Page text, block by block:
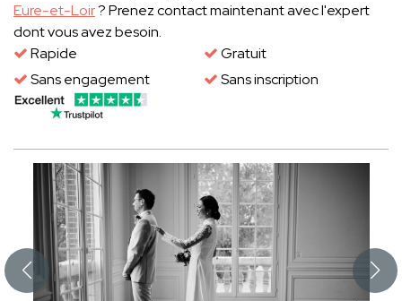
Eure-et-Loir? Prenez contact maintenant avec l'expert
dont vous avez besoin.
Rapide
Gratuit
Sans engagement
Sans inscription